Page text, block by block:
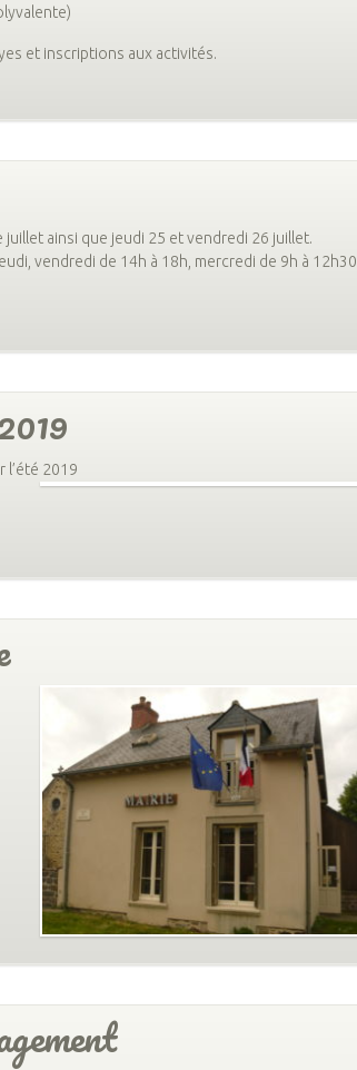
et inscriptions aux activités.
ainsi que jeudi 25 et vendredi 26 juillet.
vendredi de 14h à 18h, mercredi de 9h à 12h30
l’été 2019